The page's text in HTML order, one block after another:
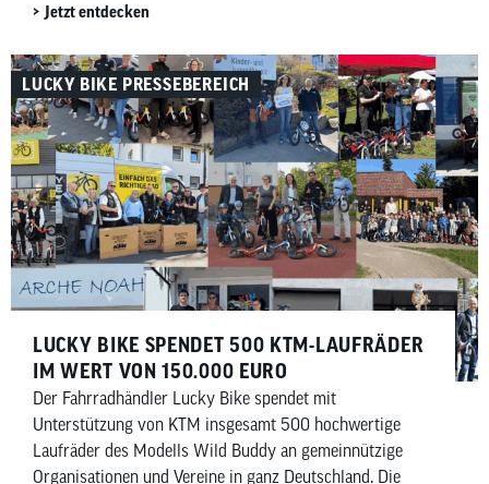
Jetzt entdecken
LUCKY BIKE PRESSEBEREICH
LUCKY BIKE SPENDET 500 KTM-LAUFRÄDER
IM WERT VON 150.000 EURO
Der Fahrradhändler Lucky Bike spendet mit
Unterstützung von KTM insgesamt 500 hochwertige
Laufräder des Modells Wild Buddy an gemeinnützige
Organisationen und Vereine in ganz Deutschland. Die